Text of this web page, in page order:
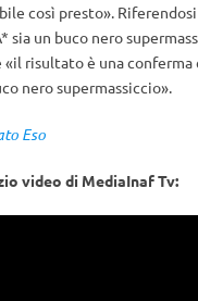
così presto». Riferendosi
sia un buco nero
«il risultato è una conferma
nero supermassiccio».
Eso
video di MediaInaf Tv: